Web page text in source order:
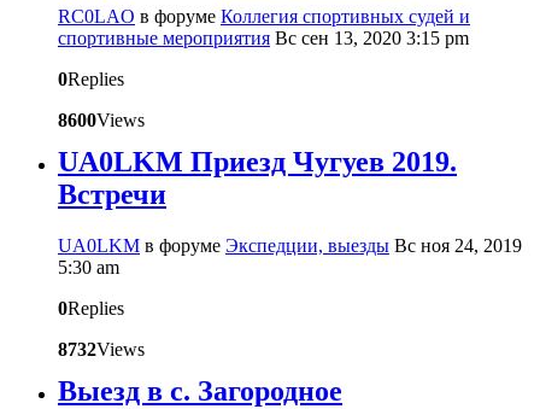
RC0LAO в форуме Коллегия спортивных судей и
спортивные мероприятия Вс сен 13, 2020 3:15 pm
0Replies
8600Views
UA0LKM Приезд Чугуев 2019.
Встречи
UA0LKM в форуме Экспедции, выезды Вс ноя 24, 2019
5:30 am
0Replies
8732Views
Выезд в с. Загородное